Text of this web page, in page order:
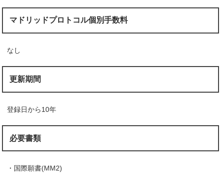
マドリッドプロトコル個別手数料
なし
更新期間
登録日から10年
必要書類
・国際願書(MM2)